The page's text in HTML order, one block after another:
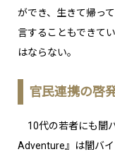
ができ、生きて帰っ
言することもできて
はならない。
官民連携の啓
10代の若者にも闇
Adventure』は闇バ